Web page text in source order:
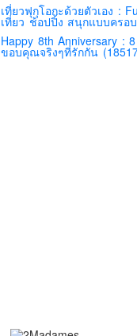
เที่ยวฟุกุโอกะด้วยตัวเอง :
เที่ยว ช้อปปิ้ง สนุกแบบครอ
Happy 8th Anniversary :
ขอบคุณจริงๆที่รักกัน